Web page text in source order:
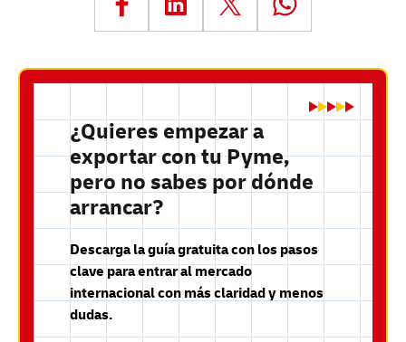
¿Quieres empezar a
exportar con tu Pyme,
pero no sabes por dónde
arrancar?
Descarga la guía gratuita con los pasos
clave para entrar al mercado
internacional con más claridad y menos
dudas.